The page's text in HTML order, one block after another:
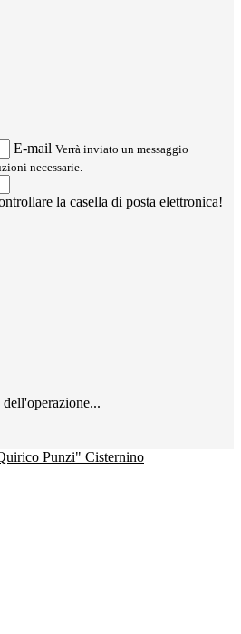
E-mail Verrà inviato un messaggio
necessarie.
la casella di posta elettronica!